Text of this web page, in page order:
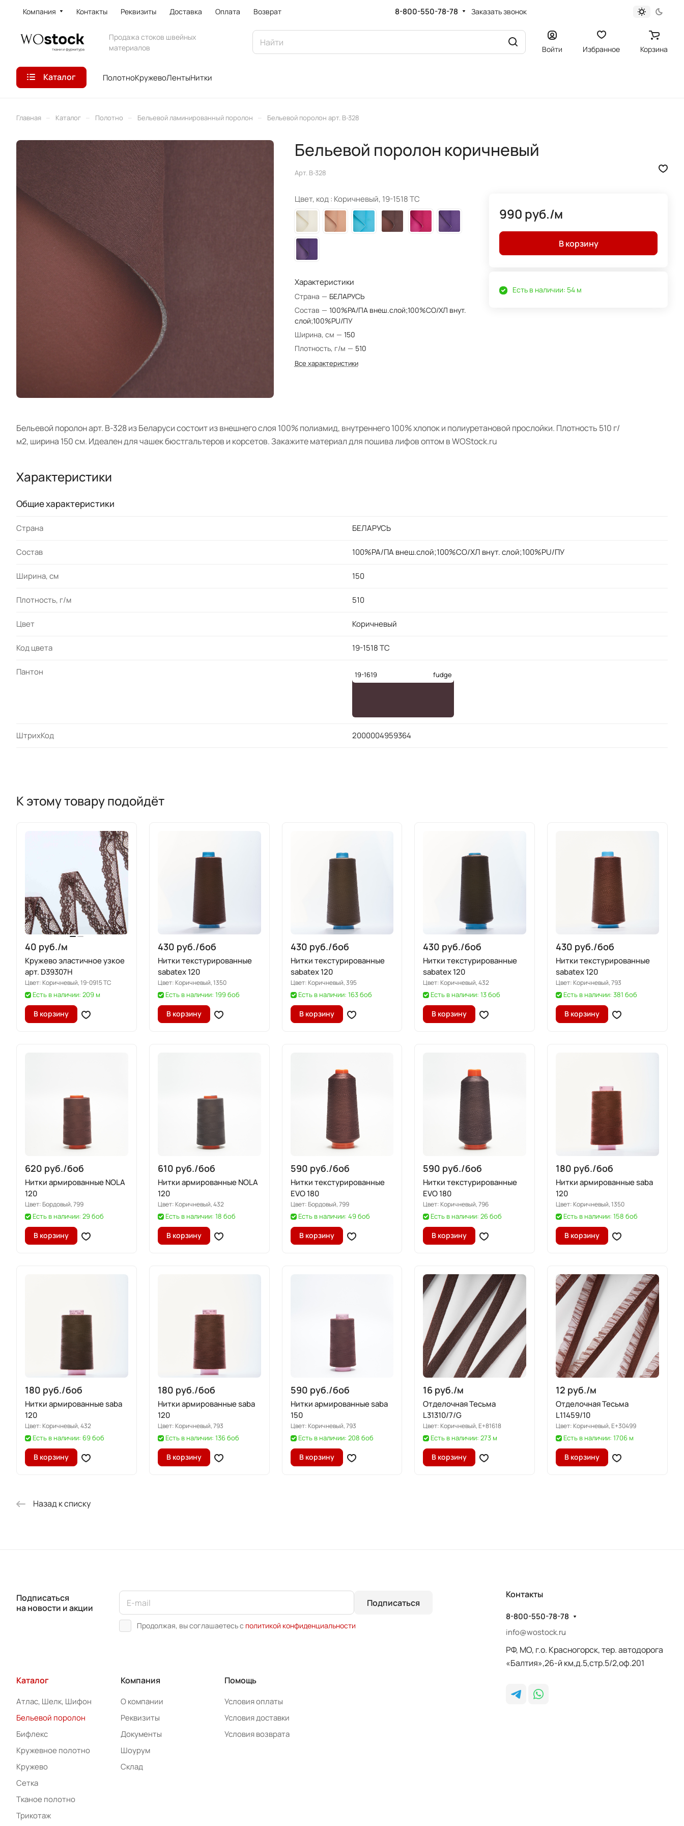
Компания Контакты Реквизиты Доставка Оплата Возврат 8-800-550-78-78 Заказать звонок
Продажа стоков швейных
материалов
Войти Избранное Корзина
Каталог ПолотноКружевоЛентыНитки
Главная Каталог Полотно Бельевой ламинированный поролон Бельевой поролон арт. B-328
Бельевой поролон коричневый
Арт. B-328
Цвет, код : Коричневый, 19-1518 TC
Характеристики
Страна — БЕЛАРУСЬ
Состав — 100%PA/ПА внеш.слой;100%CO/ХЛ внут.
слой;100%PU/ПУ
Ширина, см — 150
Плотность, г/м — 510
Все характеристики
990 руб./м
В корзину
Есть в наличии: 54 м
Бельевой поролон арт. B-328 из Беларуси состоит из внешнего слоя 100% полиамид, внутреннего 100% хлопок и полиуретановой прослойки. Плотность 510 г/
м2, ширина 150 см. Идеален для чашек бюстгальтеров и корсетов. Закажите материал для пошива лифов оптом в WOStock.ru
Характеристики
Общие характеристики
Страна БЕЛАРУСЬ
Состав 100%PA/ПА внеш.слой;100%CO/ХЛ внут. слой;100%PU/ПУ
Ширина, см 150
Плотность, г/м 510
Цвет Коричневый
Код цвета 19-1518 TC
Пантон 19-1619 fudge
ШтрихКод 2000004959364
К этому товару подойдёт
40 руб./м
Кружево эластичное узкое
арт. D39307H
Цвет:Коричневый, 19-0915 TC
Есть в наличии: 209 м
В корзину
430 руб./боб
Нитки текстурированные
sabatex 120
Цвет:Коричневый, 1350
Есть в наличии: 199 боб
В корзину
430 руб./боб
Нитки текстурированные
sabatex 120
Цвет:Коричневый, 395
Есть в наличии: 163 боб
В корзину
430 руб./боб
Нитки текстурированные
sabatex 120
Цвет:Коричневый, 432
Есть в наличии: 13 боб
В корзину
430 руб./боб
Нитки текстурированные
sabatex 120
Цвет:Коричневый, 793
Есть в наличии: 381 боб
В корзину
620 руб./боб
Нитки армированные NOLA
120
Цвет:Бордовый, 799
Есть в наличии: 29 боб
В корзину
610 руб./боб
Нитки армированные NOLA
120
Цвет:Коричневый, 432
Есть в наличии: 18 боб
В корзину
590 руб./боб
Нитки текстурированные
EVO 180
Цвет:Бордовый, 799
Есть в наличии: 49 боб
В корзину
590 руб./боб
Нитки текстурированные
EVO 180
Цвет:Коричневый, 796
Есть в наличии: 26 боб
В корзину
180 руб./боб
Нитки армированные saba
120
Цвет:Коричневый, 1350
Есть в наличии: 158 боб
В корзину
180 руб./боб
Нитки армированные saba
120
Цвет:Коричневый, 432
Есть в наличии: 69 боб
В корзину
180 руб./боб
Нитки армированные saba
120
Цвет:Коричневый, 793
Есть в наличии: 136 боб
В корзину
590 руб./боб
Нитки армированные saba
150
Цвет:Коричневый, 793
Есть в наличии: 208 боб
В корзину
16 руб./м
Отделочная Тесьма
L31310/7/G
Цвет:Коричневый, E+81618
Есть в наличии: 273 м
В корзину
12 руб./м
Отделочная Тесьма
L11459/10
Цвет:Коричневый, E+30499
Есть в наличии: 1706 м
В корзину
Назад к списку
Подписаться
на новости и акции
Подписаться
Продолжая, вы соглашаетесь с политикой конфиденциальности
Каталог
Атлас, Шелк, Шифон
Бельевой поролон
Бифлекс
Кружевное полотно
Кружево
Сетка
Тканое полотно
Трикотаж
Компания
О компании
Реквизиты
Документы
Шоурум
Склад
Помощь
Условия оплаты
Условия доставки
Условия возврата
Контакты
8-800-550-78-78
info@wostock.ru
РФ, МО, г.о. Красногорск, тер. автодорога
«Балтия»,26-й км,д.5,стр.5/2,оф.201